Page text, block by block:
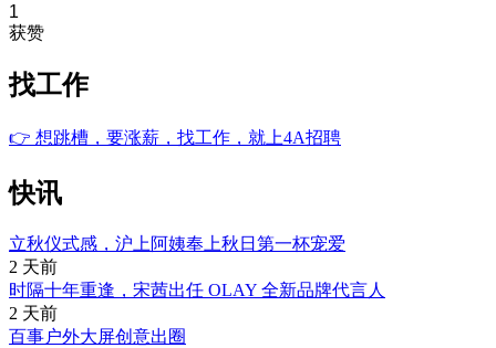
1
获赞
找工作
👉 想跳槽，要涨薪，找工作，就上4A招聘
快讯
立秋仪式感，沪上阿姨奉上秋日第一杯宠爱
2 天前
时隔十年重逢，宋茜出任 OLAY 全新品牌代言人
2 天前
百事户外大屏创意出圈